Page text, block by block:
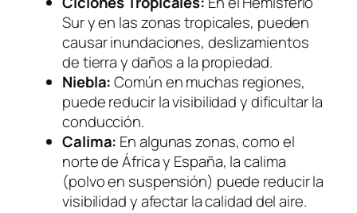
Sur y en las zonas tropicales, pueden
causar inundaciones, deslizamientos
de tierra y daños a la propiedad.
Niebla:Común en muchas regiones,
puede reducir la visibilidad y dificultar la
conducción.
Calima: En algunas zonas, como el
norte de África y España, la calima
(polvo en suspensión) puede reducir la
visibilidad y afectar la calidad del aire.